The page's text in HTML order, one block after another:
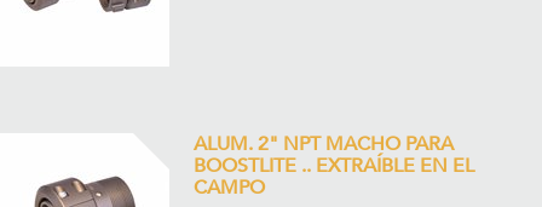
ALUM. 2" NPT MACHO PARA
BOOSTLITE .. EXTRAÍBLE EN EL
CAMPO